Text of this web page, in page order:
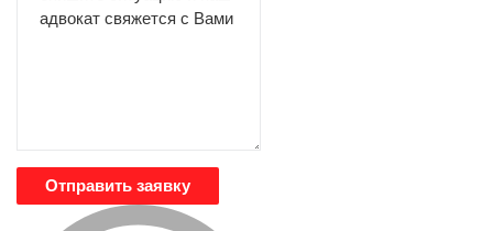
Отправить заявку